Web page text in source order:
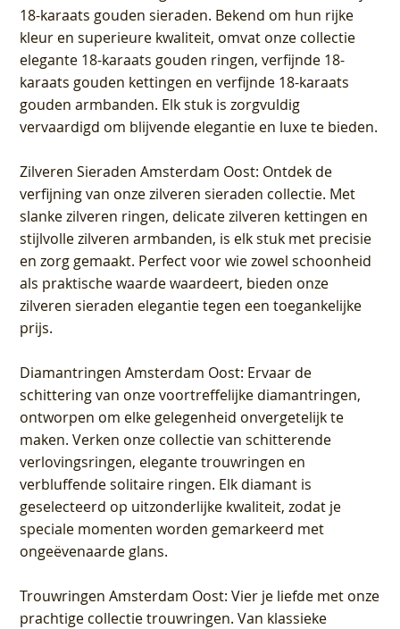
18-karaats gouden sieraden. Bekend om hun rijke
kleur en superieure kwaliteit, omvat onze collectie
elegante 18-karaats gouden ringen, verfijnde 18-
karaats gouden kettingen en verfijnde 18-karaats
gouden armbanden. Elk stuk is zorgvuldig
vervaardigd om blijvende elegantie en luxe te bieden.
Zilveren Sieraden Amsterdam Oost: Ontdek de
verfijning van onze zilveren sieraden collectie. Met
slanke zilveren ringen, delicate zilveren kettingen en
stijlvolle zilveren armbanden, is elk stuk met precisie
en zorg gemaakt. Perfect voor wie zowel schoonheid
als praktische waarde waardeert, bieden onze
zilveren sieraden elegantie tegen een toegankelijke
prijs.
Diamantringen Amsterdam Oost: Ervaar de
schittering van onze voortreffelijke diamantringen,
ontworpen om elke gelegenheid onvergetelijk te
maken. Verken onze collectie van schitterende
verlovingsringen, elegante trouwringen en
verbluffende solitaire ringen. Elk diamant is
geselecteerd op uitzonderlijke kwaliteit, zodat je
speciale momenten worden gemarkeerd met
ongeëvenaarde glans.
Trouwringen Amsterdam Oost: Vier je liefde met onze
prachtige collectie trouwringen. Van klassieke